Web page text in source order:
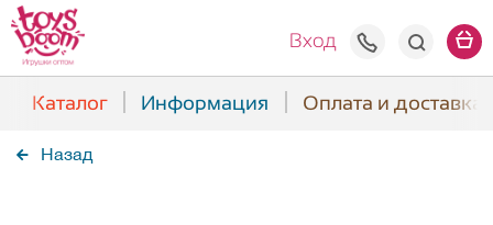
Вход +7(938)
Каталог Информация Оплата и доставка
Назад